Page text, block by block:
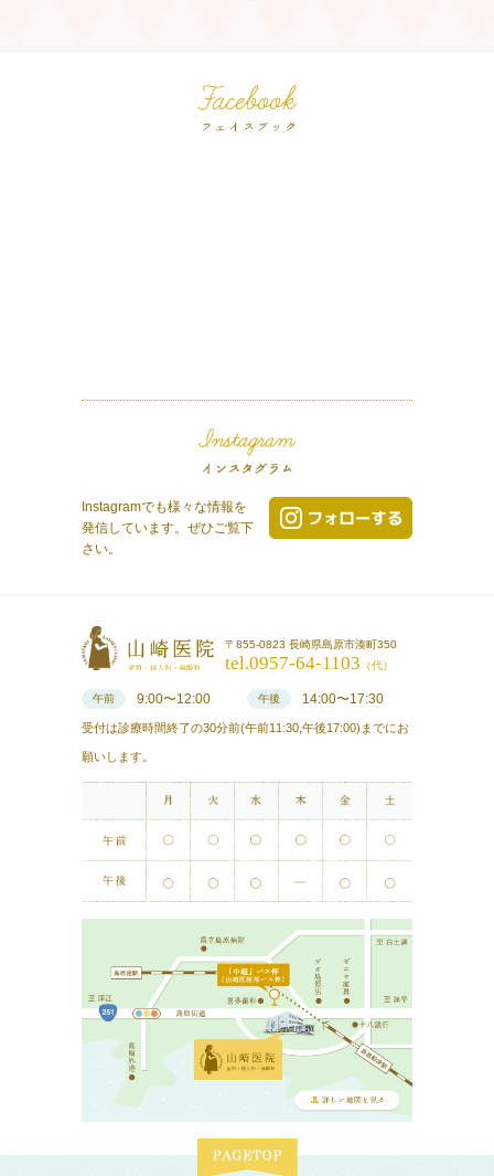
Instagramでも様々な情報を
発信しています。ぜひご覧下
さい。
〒855-0823 長崎県島原市湊町350
tel.0957-64-1103 （代）
午前 9:00〜12:00 午後 14:00〜17:30
受付は診療時間終了の30分前(午前11:30,午後17:00)までにお
願いします。